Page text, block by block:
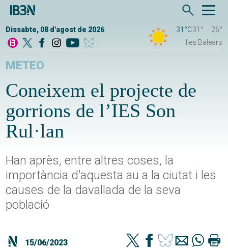
Dissabte, 08 d'agost de 2026 31°C31°
26°
Illes Balears
METEO
Coneixem el projecte de
gorrions de l’IES Son
Rul·lan
Han après, entre altres coses, la
importància d'aquesta au a la ciutat i les
causes de la davallada de la seva
població
15/06/2023